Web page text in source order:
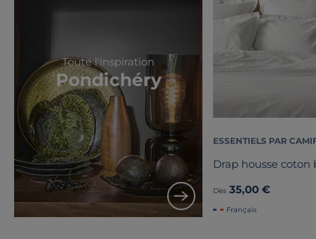
Toute l'inspiration
Pondichéry
ESSENTIELS PAR
Drap housse coton
Dès 35,00 €
Français